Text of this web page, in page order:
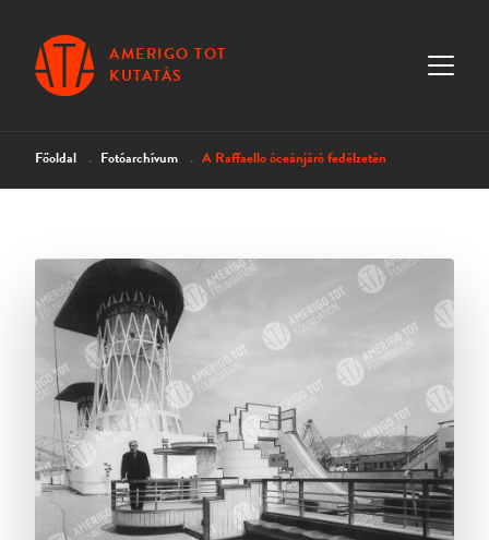
AMERIGO TOT
KUTATÁS
Főoldal Fotóarchívum A Raffaello óceánjáró fedélzetén